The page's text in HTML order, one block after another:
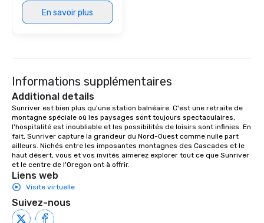
En savoir plus
Informations supplémentaires
Additional details
Sunriver est bien plus qu'une station balnéaire. C'est une retraite de
montagne spéciale où les paysages sont toujours spectaculaires,
l'hospitalité est inoubliable et les possibilités de loisirs sont infinies. En
fait, Sunriver capture la grandeur du Nord-Ouest comme nulle part
ailleurs. Nichés entre les imposantes montagnes des Cascades et le
haut désert, vous et vos invités aimerez explorer tout ce que Sunriver
et le centre de l'Oregon ont à offrir.
Liens web
Visite virtuelle
Suivez-nous